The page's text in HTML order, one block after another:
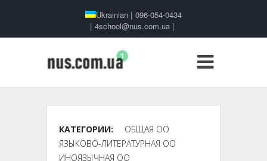
Ukrainian | 096-054-0434
| 4school@nus.com.ua |
КАТЕГОРИИ:
ОБЩАЯ ОО
ЯЗЫКОВО-ЛИТЕРАТУРНАЯ ОО
ИНОЯЗЫЧНАЯ ОО